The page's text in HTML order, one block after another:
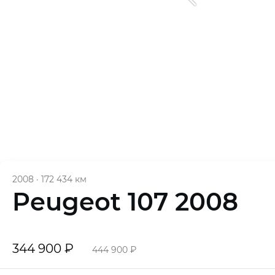
2008 · 172 434 км
Peugeot 107 2008
344 900 ₽ 444 900 ₽